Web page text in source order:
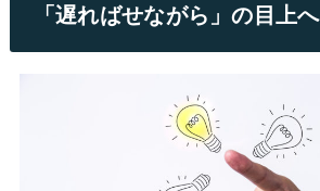
「遅ればせながら」の目上